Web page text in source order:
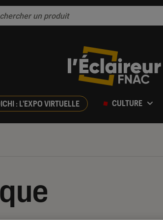
: L'EXPO VIRTUELLE CULTURE